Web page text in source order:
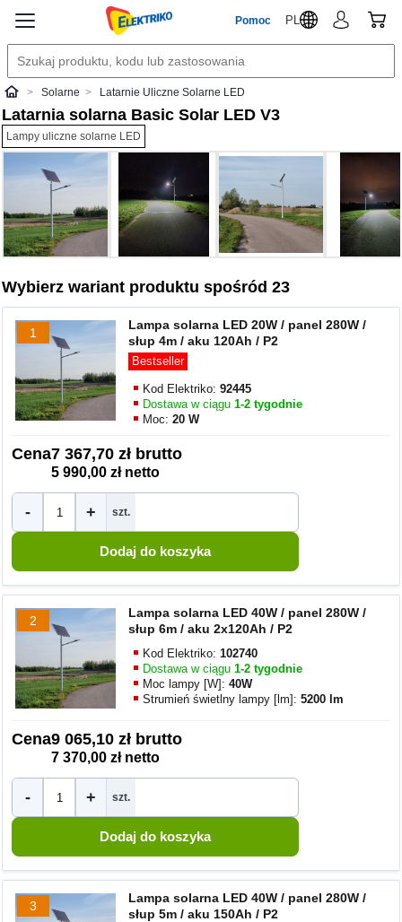
Pomoc PL
ElektrikoSolarne Latarnie Uliczne Solarne LED
Latarnia solarna Basic Solar LED V3
Lampy uliczne solarne LED
Wybierz wariant produktu spośród 23
1
Lampa solarna LED 20W / panel 280W /
słup 4m / aku 120Ah / P2
Bestseller
Kod Elektriko:92445
Dostawa w ciągu1-2 tygodnie
Moc:20 W
Cena7 367,70 zł brutto
5 990,00 zł netto
- + szt.
2
Lampa solarna LED 40W / panel 280W /
słup 6m / aku 2x120Ah / P2
Kod Elektriko:102740
Dostawa w ciągu1-2 tygodnie
Moc lampy [W]:40W
Strumień świetlny lampy [lm]:5200 lm
Cena9 065,10 zł brutto
7 370,00 zł netto
- + szt.
3
Lampa solarna LED 40W / panel 280W /
słup 5m / aku 150Ah / P2